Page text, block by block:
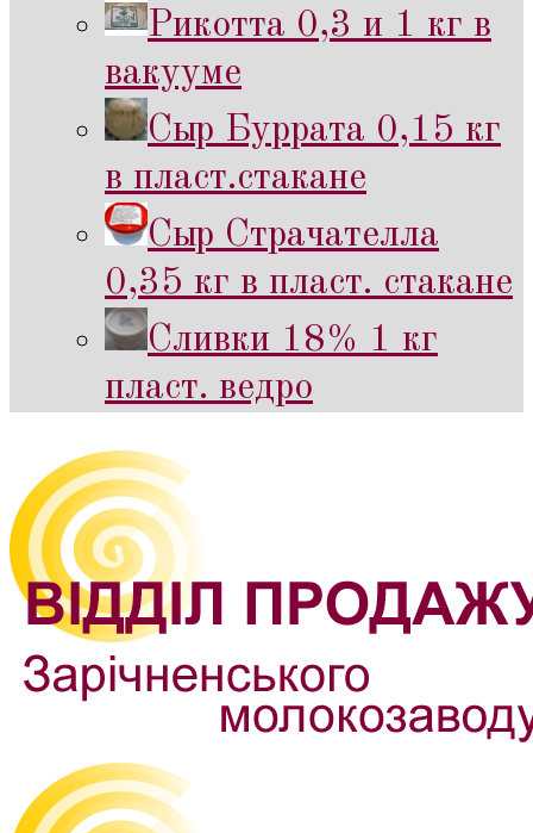
Рикотта 0,3 и 1 кг в
вакууме
Сыр Буррата 0,15 кг
в пласт.стакане
Сыр Страчателла
0,35 кг в пласт. стакане
Сливки 18% 1 кг
пласт. ведро